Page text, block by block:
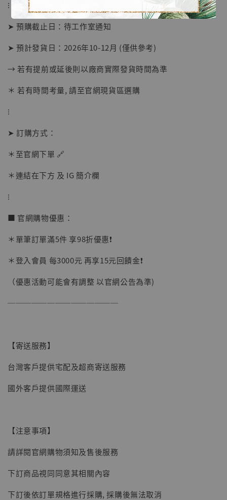
NT$ 1,870
【現貨】BJSTUDIO 1/6系列可動蒐藏人偶 讓
NT$ 4,980
NT$ 5,300
⁝
➤ 預購截止日：待工作室通知
➤ 預計發貨日：2026年10-12月 (僅供參考)
→ 若有提前或延後則以廠商實際發貨時間為準
＊ 若有時間考量, 請至官網現貨區選購
⁝
➤ 訂購方式：
＊至官網下單 🔗
＊連結在下方 及 IG 簡介欄
⁝
■ 官網購物優惠：
＊單筆訂單滿5件 享98折優惠❗️
＊登入會員 每3000元 再享15元回饋金❗️
（優惠活動可能會有調整 以官網公告為準)
──────────────
【寄送服務】
台灣客戶提供宅配及超商寄送服務
國外客戶提供國際運送
【注意事項】
請詳閱官網購物須知及售後服務
下訂商品視同同意其相關內容
下訂後依訂單規格進行採購, 採購後無法取消